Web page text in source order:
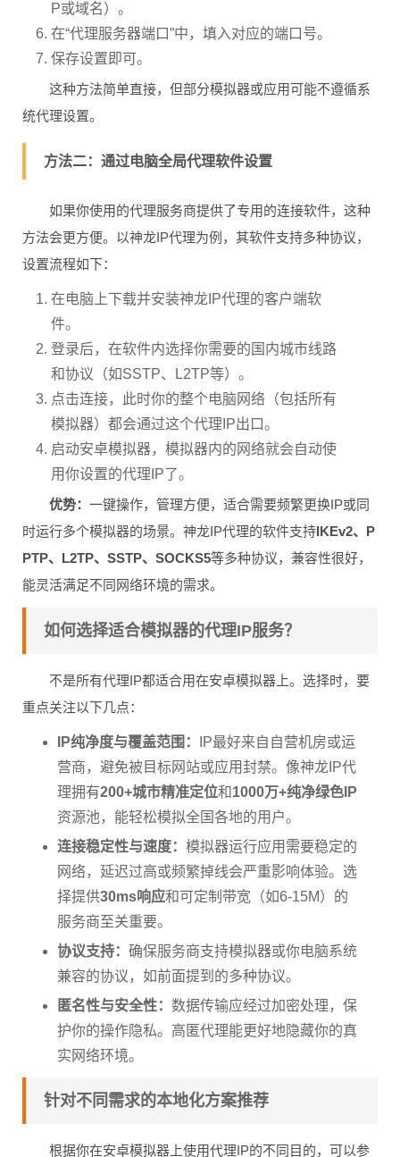
P或域名）。
在“代理服务器端口”中，填入对应的端口号。
保存设置即可。
这种方法简单直接，但部分模拟器或应用可能不遵循系
统代理设置。
方法二：通过电脑全局代理软件设置
如果你使用的代理服务商提供了专用的连接软件，这种
方法会更方便。以神龙IP代理为例，其软件支持多种协议，
设置流程如下：
在电脑上下载并安装神龙IP代理的客户端软
件。
登录后，在软件内选择你需要的国内城市线路
和协议（如SSTP、L2TP等）。
点击连接，此时你的整个电脑网络（包括所有
模拟器）都会通过这个代理IP出口。
启动安卓模拟器，模拟器内的网络就会自动使
用你设置的代理IP了。
优势： 一键操作，管理方便，适合需要频繁更换IP或同
时运行多个模拟器的场景。神龙IP代理的软件支持IKEv2、P
PTP、L2TP、SSTP、SOCKS5等多种协议，兼容性很好，
能灵活满足不同网络环境的需求。
如何选择适合模拟器的代理IP服务？
不是所有代理IP都适合用在安卓模拟器上。选择时，要
重点关注以下几点：
IP纯净度与覆盖范围：
IP最好来自自营机房或运
营商，避免被目标网站或应用封禁。像神龙IP代
理拥有200+城市精准定位和1000万+纯净绿色IP
资源池，能轻松模拟全国各地的用户。
连接稳定性与速度：模拟器运行应用需要稳定的
网络，延迟过高或频繁掉线会严重影响体验。选
择提供30ms响应和可定制带宽（如6-15M）的
服务商至关重要。
协议支持：确保服务商支持模拟器或你电脑系统
兼容的协议，如前面提到的多种协议。
匿名性与安全性：数据传输应经过加密处理，保
护你的操作隐私。高匿代理能更好地隐藏你的真
实网络环境。
针对不同需求的本地化方案推荐
根据你在安卓模拟器上使用代理IP的不同目的，可以参